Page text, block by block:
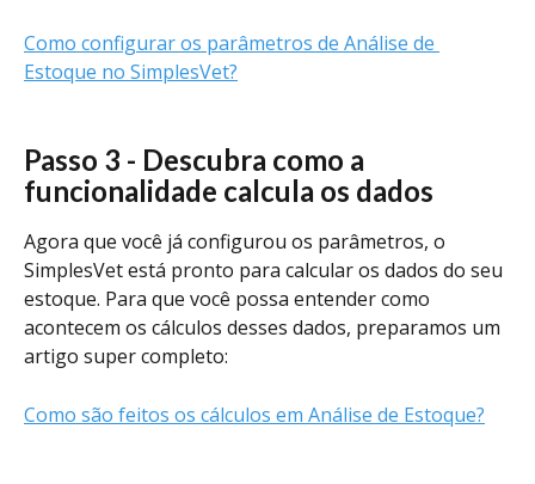
Como configurar os parâmetros de Análise de
Estoque no SimplesVet?
Passo 3 - Descubra como a
funcionalidade calcula os dados
Agora que você já configurou os parâmetros, o
SimplesVet está pronto para calcular os dados do seu
estoque. Para que você possa entender como
acontecem os cálculos desses dados, preparamos um
artigo super completo:
Como são feitos os cálculos em Análise de Estoque?